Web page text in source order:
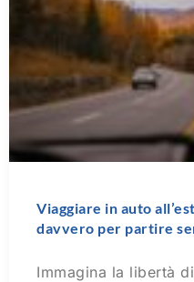
Viaggiare in auto
davvero per partire
Immagina la libertà